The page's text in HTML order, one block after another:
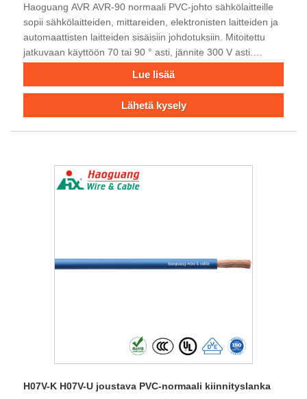
Haoguang AVR AVR-90 normaali PVC-johto sähkölaitteille
sopii sähkölaitteiden, mittareiden, elektronisten laitteiden ja
automaattisten laitteiden sisäisiin johdotuksiin. Mitoitettu
jatkuvaan käyttöön 70 tai 90 ° asti, jännite 300 V asti.
tai sovelluksesi vaatimuksista.
Lue lisää
Lähetä kysely
H07V-K H07V-U joustava PVC-normaali kiinnityslanka